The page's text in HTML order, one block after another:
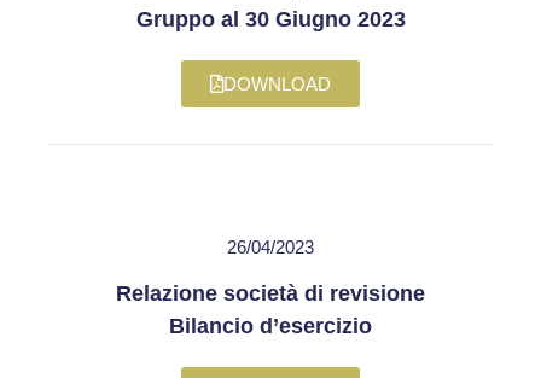
Gruppo al 30 Giugno 2023
DOWNLOAD
26/04/2023
Relazione società di revisione
Bilancio d’esercizio